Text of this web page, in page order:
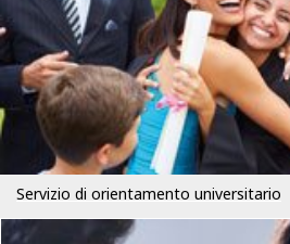
Servizio di orientamento universitario